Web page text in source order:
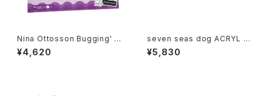
Nina Ottosson Bugging' O
ut Puzzle&Play ニーナ オット
ソン バギング アウト パズル
¥4,620
seven seas dog ACRYL SH
ORT LEAD Sサイズ セブンシ
ーズ ドッグ アクリル ショートリ
¥5,830